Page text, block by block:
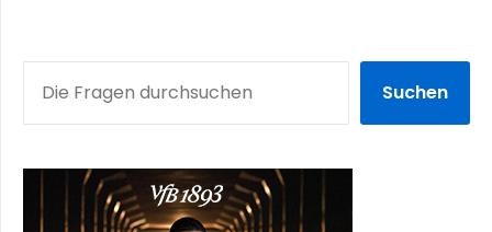
Suchen